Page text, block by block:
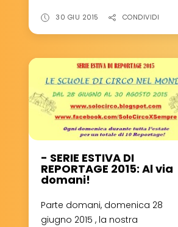
DEL
le
premiazioni!
30 GIU 2015 CONDIVIDI
- SERIE ESTIVA DI
REPORTAGE 2015: Al via
domani!
Parte domani, domenica 28
giugno 2015 , la nostra